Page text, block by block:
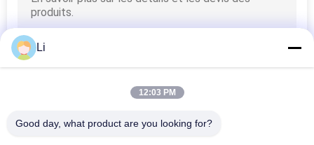
commutateur de
contrôle de
température
Li
12:03 PM
Good day, what product are you looking for?